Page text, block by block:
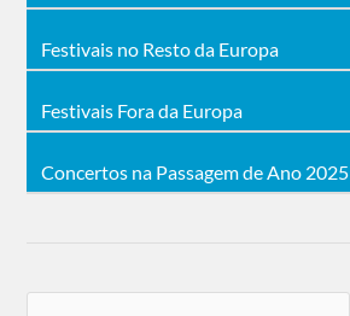
Festivais no Resto da Europa
Festivais Fora da Europa
Concertos na Passagem de Ano 2025